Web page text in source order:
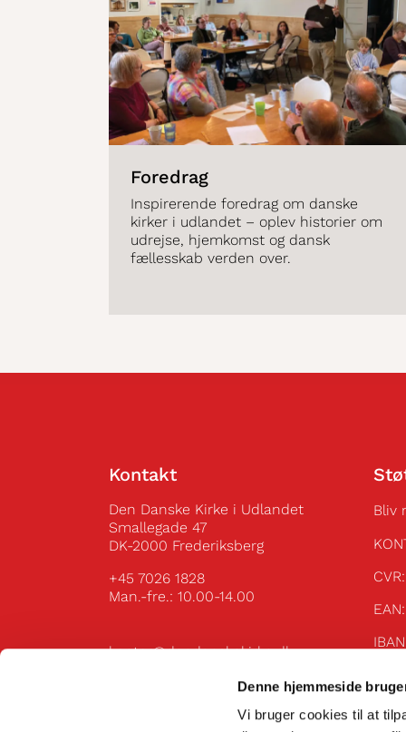
Denne hjemmeside
Vi bruger cookies til at
Foredrag
Inspirerende foredrag om danske
kirker i udlandet – oplev historier om
udrejse, hjemkomst og dansk
fællesskab verden over.
Kontakt
Den Danske Kirke i Udlandet
Smallegade 47
DK-2000 Frederiksberg
+45 7026 1828
Man.-fre.: 10.00-14.00
kontor@dendanskekirke.dk
Bliv